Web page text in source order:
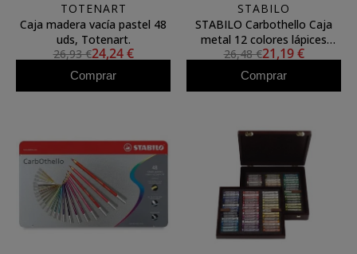
TOTENART
Caja madera vacía pastel 48
uds, Totenart.
26,93 €24,24 €
Comprar
STABILO
STABILO Carbothello Caja
metal 12 colores lápices
pastel surtidos
26,48 €21,19 €
Comprar